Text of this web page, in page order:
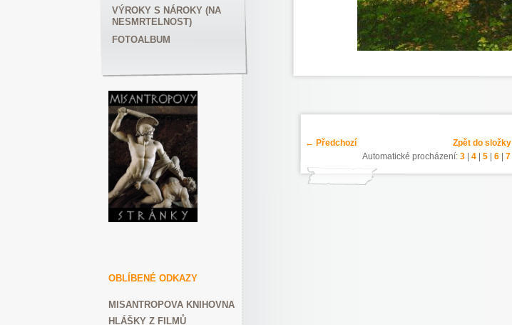
VÝROKY S NÁROKY (NA
NESMRTELNOST)
FOTOALBUM
OBLÍBENÉ ODKAZY
MISANTROPOVA KNIHOVNA
HLÁŠKY Z FILMŮ
← Předchozí
Zpět do složky
Automatické procházení: 3 | 4 | 5 | 6 | 7